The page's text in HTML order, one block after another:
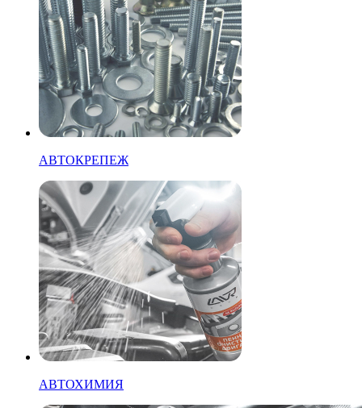
АВТОКРЕПЕЖ
АВТОХИМИЯ